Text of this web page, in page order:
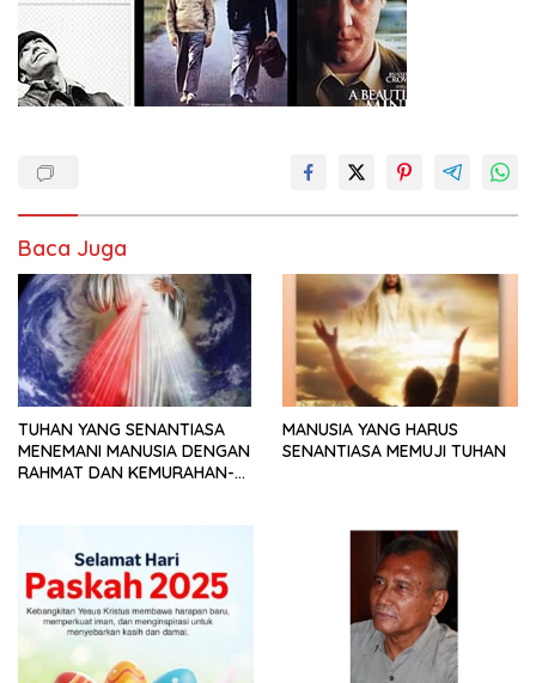
Baca Juga
TUHAN YANG SENANTIASA
MENEMANI MANUSIA DENGAN
RAHMAT DAN KEMURAHAN-
MANUSIA YANG HARUS
SENANTIASA MEMUJI TUHAN